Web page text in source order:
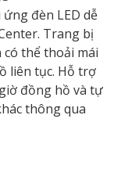
đèn LED dễ
Trang bị
thể thoải mái
liên tục. Hỗ trợ
đồng hồ và tự
thông qua